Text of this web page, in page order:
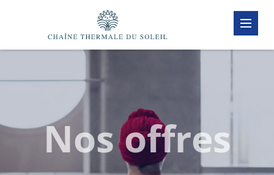
(Pressez
Nos offres